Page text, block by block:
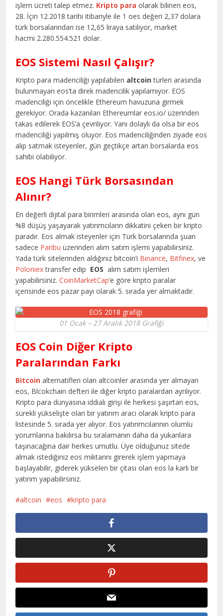
işlem ücreti talep etmez. Kripto para olarak bilinen eos,
28. İçin 12.2018 tarihi itibariyle ile 1 oes değeri 2,37 dolara
türk borsalarından ise 12,65 liraya satılıyor, market
hacmi 2.280.554.521 dolar.
EOS Sistemi Nasıl Çalışır?
Kripto para madenciliği yapılabilen altcointürleri arasında
bulunmayan eos’ta direk madencilik yapılamıyor. EOS
madenciliği için öncelikle Ethereum havuzuna girmek
gerekiyor. Orada kazanılan Ethereumlar eos.io/ üzerinden
takas edilerek EOS’a çevriliyor. Yani dolaylı da olsa bir eos
madenciliği yapılmış oluyor. Eos madenciliğinden ziyade eos
alıp satmak isteyenler, gün geçtikçe artan borsalarda eos
sahibi olabiliyor.
EOS Hangi Türk Borsasından
Alınır?
En değerli dijital para birimleri arasında olan eos, aynı gün
%8 düşüş yaşayarak yatırımcıların dikkatini çeken bir kripto
paradır. Eos almak isteyenler için Türk borsalarında şuan
sadece Paribu üzerinden alım satım işlemi yapabilirsiniz.
Yada türk sitelerinden aldığınız bitcoin’i Binance, Bitfinex, ve
Poloniextransfer edip EOS alım satım işlemleri
yapabilirsiniz.CoinMarketCap‘e göre kripto paralar
içerisinde eos pazar payı olarak 5. sırada yer almaktadır.
01 Ocak – 27 Aralık 2018 Grafiği
EOS Coin Diğer Kripto
Paralarından Farkı
Bitcoin alternatifleri olan altcoinler arasında yer almayan
eos, Blcokchain defteri ile diğer kripto paralardan ayrılıyor.
Kripto para dünyasına iddialı girişi ile herkesi şaşırtan eos,
sürekli yükselişte olan bir yatırım aracı olarak kripto para
listesinde 5. sırada yer alıyor. Eos yatırımcılarının olumlu
yorumlarına bakılırsa bu sıralamanın daha da yukarılara
taşınacağına dair herkes umutlu. Üye olduğunuz sitede
almak istediğiniz eos miktarını girerek işlem yapmaya
başlayabilir, giderek yükselen bir çıtası olan eos la karlı bir
yatırım yapabilirsiniz.
altcoin eos kripto para